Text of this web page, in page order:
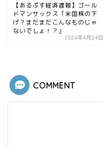
【あるぷす経済遅報】ゴール
ドマンサックス「米国株の下
げ？まだまだこんなものじゃ
ないでしょ！？」
2024年4月24日
COMMENT